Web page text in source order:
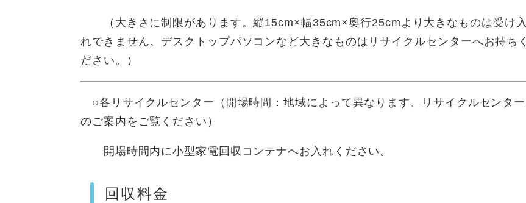
（大きさに制限があります。縦15cm×幅35cm×奥行25cmより大きなものは受け入
れできません。デスクトップパソコンなど大きなものはリサイクルセンターへお持ちく
ださい。）
○各リサイクルセンター（開場時間：地域によって異なります、
リサイクルセンター
のご案内 をご覧ください）
開場時間内に小型家電回収コンテナへお入れください。
回収料金